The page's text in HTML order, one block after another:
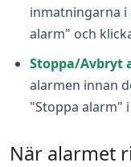
inmatningarna i
alarm" och
Stoppa/Avbryt
alarmen innan
"Stoppa alarm"
När alarmet